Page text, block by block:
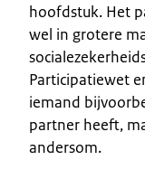
hoofdstuk. Het
wel in grotere
Participatiewet
iemand
partner heeft,
andersom.